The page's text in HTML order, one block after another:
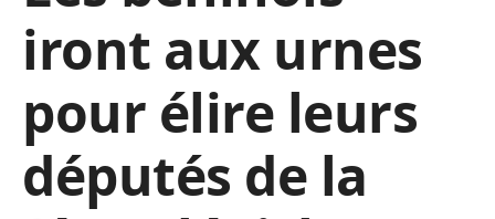
iront aux urnes
pour élire leurs
députés de la